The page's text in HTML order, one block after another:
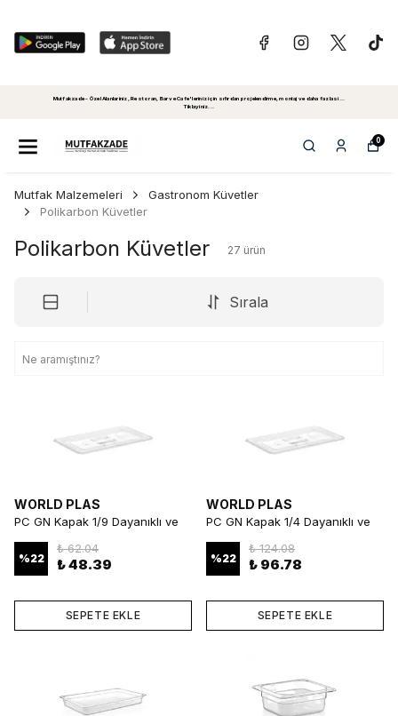
Mutfakzade - Özel Alanlariniz, Restoran, Bar ve Cafe'leriniz için sıfırdan projelendirme, montaj ve daha fazlasi...
Tiklayiniz...
0
Mutfak Malzemeleri
Gastronom Küvetler
Polikarbon Küvetler
Polikarbon Küvetler 27 ürün
Sırala
WORLD PLAS
PC GN Kapak 1/9 Dayanıklı ve
%22
₺ 62.04
₺ 48.39
SEPETE EKLE
WORLD PLAS
PC GN Kapak 1/4 Dayanıklı ve
%22
₺ 124.08
₺ 96.78
SEPETE EKLE